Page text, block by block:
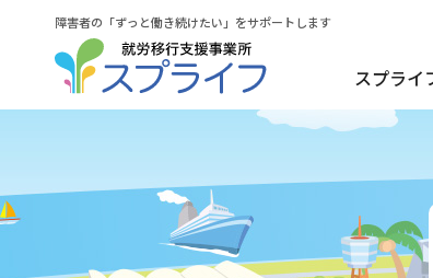
障害者の「ずっと働き続けたい」をサポートします
スプライ
数字